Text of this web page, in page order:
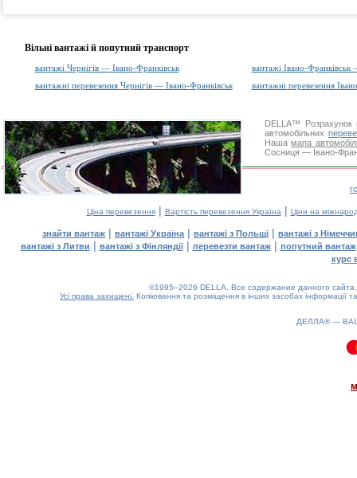
Вільні вантажі й попутний транспорт
вантажі Чернігів — Івано-Франківськ
вантажі Івано-Франківськ
вантажні перевезення Чернігів — Івано-Франківськ
вантажні перевезення
DELLA™
Розрахунок
автомобільних
Нашамапа
Сосниця — Івано-
Ціна перевезення| Вартість перевезення Україна | Ціни на
знайти вантаж | вантажі Україна | вантажі з Польщі | вантажі з
вантажі з Литви | вантажі з Фінляндії| перевезти вантаж| попутний вантаж
курс
©1995–2026 DELLA. Все содержание данного
Усі права захищені. Копіювання та розміщення в інших засобах інформації
ДЕЛЛА® —